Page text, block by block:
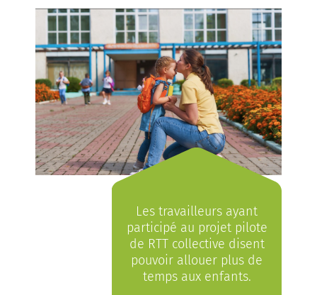
Les travailleurs ayant
participé au projet pilote
de RTT collective disent
pouvoir allouer plus de
temps aux enfants.